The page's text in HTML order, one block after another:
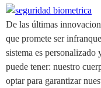
De las últimas
que promete ser
sistema es personalizado
puede tener: nuestro
optar para garantizar